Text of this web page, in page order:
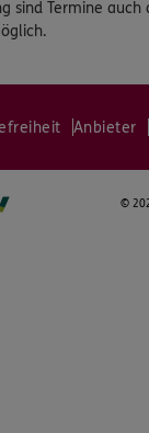
sind Termine
Anbieter
©